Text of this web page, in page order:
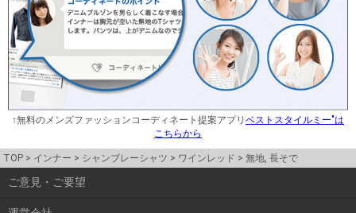
↑無料のメンズファッションコーディネート提案アプリ ベストスタイルミー"は
こちらから
TOP インナー シャンブレーシャツ ワインレッド 無地, 長そで
ご意見・ご要望